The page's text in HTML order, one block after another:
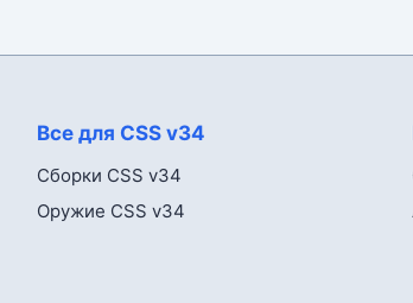
Все для CSS v34
Сборки CSS v34
Оружие CSS v34